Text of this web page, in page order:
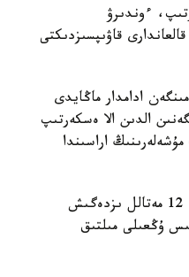
ءوندىرۋ
قاۋىپسىزدىكتى
ادامدار ماڭايدى
الدىن الا ەسكەرتىپ
اراسىندا
ءتىنتۋ بارىسىندا قۇرامىندا التىنى بار 500 گرامنان استام شيكىزات، ەكى ارنايى تەحنيكا، 12 مەتالل ىزدەگىش
ۇڭعىلى مىلتىق